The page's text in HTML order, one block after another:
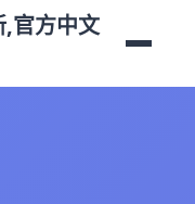
官方中文